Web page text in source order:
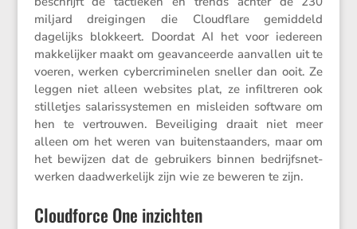
miljard dreigingen die Cloud­flare gemid­deld
dagelijks blokkeert. Doordat AI het voor iedereen
makke­lijker maakt om geavan­ceerde aanvallen uit te
voeren, werken cyber­cri­mi­nelen sneller dan ooit. Ze
leggen niet alleen websites plat, ze infil­treren ook
stille­tjes salaris­sys­temen en misleiden software om
hen te vertrouwen. Bevei­li­ging draait niet meer
alleen om het weren van buiten­staan­ders, maar om
het bewijzen dat de gebrui­kers binnen bedrijfs­net­
werken daadwer­ke­lijk zijn wie ze beweren te zijn.
Cloudforce One inzichten